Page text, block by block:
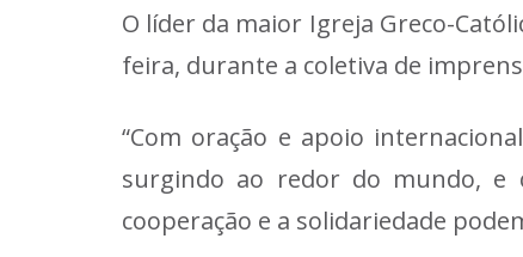
O líder da maior Igreja Greco-
feira, durante a coletiva de
“Com oração e apoio
surgindo ao redor do mundo, e
cooperação e a solidariedade